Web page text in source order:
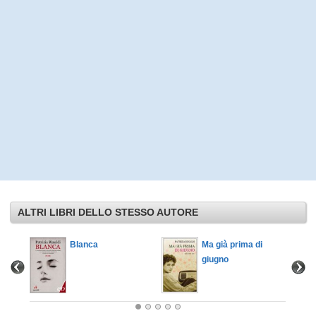
ALTRI LIBRI DELLO STESSO AUTORE
Blanca
Ma già prima di
giugno